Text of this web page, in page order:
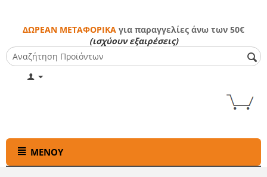
ΔΩΡΕΑΝ ΜΕΤΑΦΟΡΙΚΑ για παραγγελίες άνω των 50€
(ισχύουν εξαιρέσεις)
ΜΕΝΟΎ